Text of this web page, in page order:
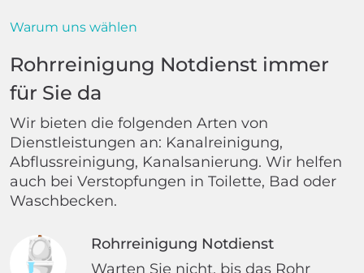
Warum uns wählen
Rohrreinigung Notdienst immer
für Sie da
Wir bieten die folgenden Arten von
Dienstleistungen an: Kanalreinigung,
Abflussreinigung, Kanalsanierung. Wir helfen
auch bei Verstopfungen in Toilette, Bad oder
Waschbecken.
Rohrreinigung Notdienst
Warten Sie nicht, bis das Rohr